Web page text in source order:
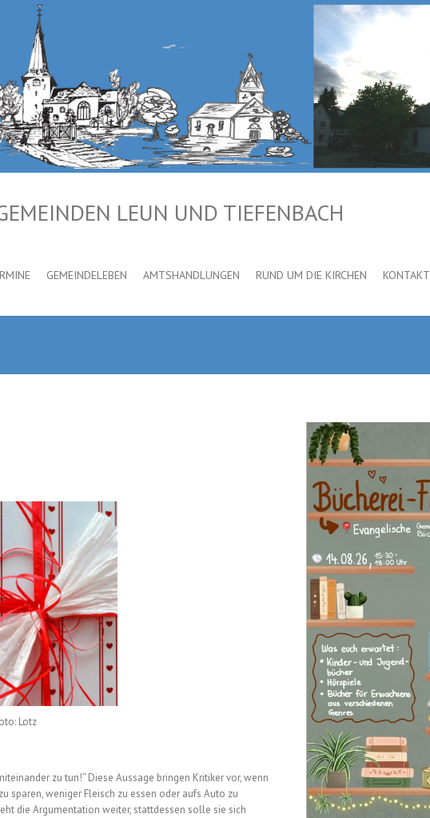
LEUN UND TIEFENBACH
GEMEINDELEBEN AMTSHANDLUNGEN RUND UM DIE KIRCHEN KONTAKT
Lotz
zu tun!“ Diese Aussage bringen Kritiker vor, wenn
sparen, weniger Fleisch zu essen oder aufs Auto zu
die Argumentation weiter, stattdessen solle sie sich